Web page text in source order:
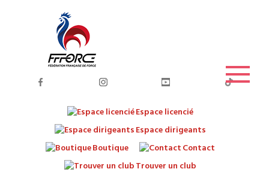
Espace licencié
Espace dirigeants
Boutique
Contact
Trouver un club